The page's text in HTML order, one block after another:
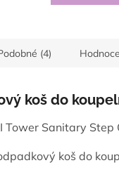
(4)
koš do
Tower Sanitary Step
koš do